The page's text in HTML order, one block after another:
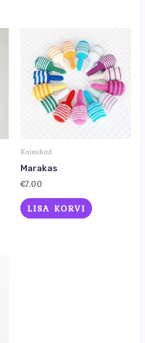
Kaisukad
Marakas
€7.00
LISA KORVI